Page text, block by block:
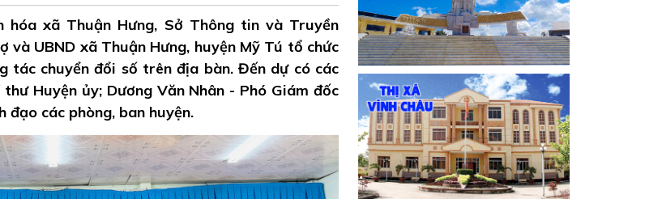
hóa xã Thuận Hưng, Sở Thông tin và Truyền
UBND xã Thuận Hưng, huyện Mỹ Tú tổ chức
tác chuyển đổi số trên địa bàn. Đến dự có các
Huyện ủy; Dương Văn Nhân - Phó Giám đốc
các phòng, ban huyện.